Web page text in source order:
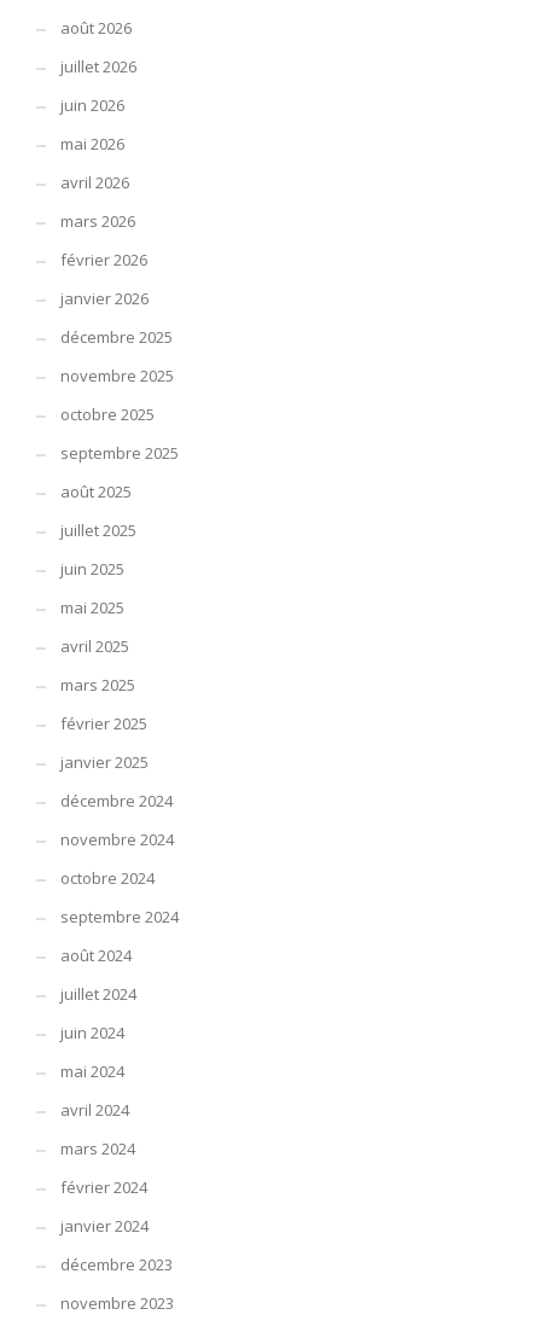
août 2026
juillet 2026
juin 2026
mai 2026
avril 2026
mars 2026
février 2026
janvier 2026
décembre 2025
novembre 2025
octobre 2025
septembre 2025
août 2025
juillet 2025
juin 2025
mai 2025
avril 2025
mars 2025
février 2025
janvier 2025
décembre 2024
novembre 2024
octobre 2024
septembre 2024
août 2024
juillet 2024
juin 2024
mai 2024
avril 2024
mars 2024
février 2024
janvier 2024
décembre 2023
novembre 2023